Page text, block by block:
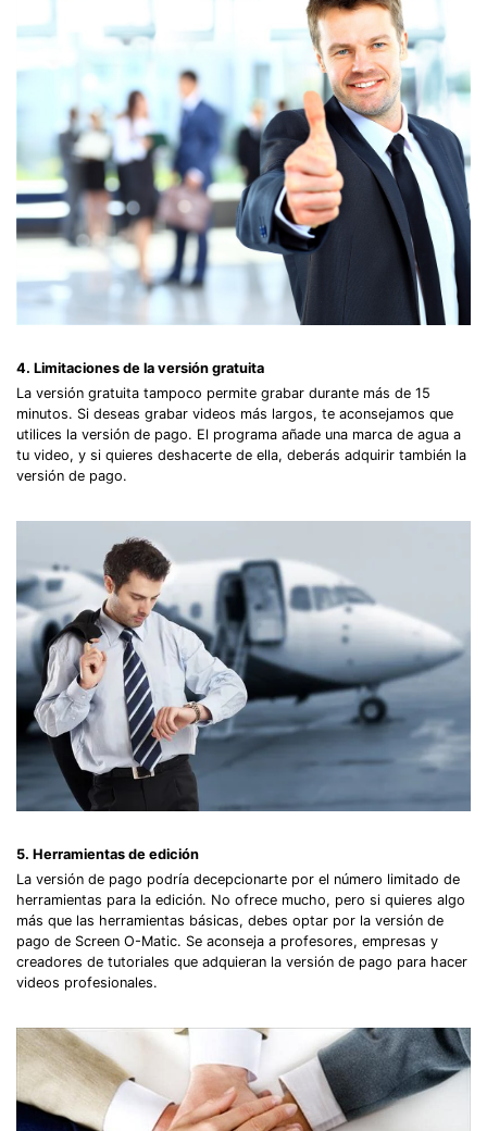
4. Limitaciones de la versión gratuita
La versión gratuita tampoco permite grabar durante más de 15
minutos. Si deseas grabar videos más largos, te aconsejamos que
utilices la versión de pago. El programa añade una marca de agua a
tu video, y si quieres deshacerte de ella, deberás adquirir también la
versión de pago.
5. Herramientas de edición
La versión de pago podría decepcionarte por el número limitado de
herramientas para la edición. No ofrece mucho, pero si quieres algo
más que las herramientas básicas, debes optar por la versión de
pago de Screen O-Matic. Se aconseja a profesores, empresas y
creadores de tutoriales que adquieran la versión de pago para hacer
videos profesionales.
Record Like a Pro, Edit
With AI Ease.
Record. Edit. Share. All with Filmora!
Got It Try It Now